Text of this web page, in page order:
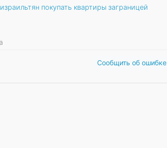
покупать квартиры заграницей
Сообщить об ошибке